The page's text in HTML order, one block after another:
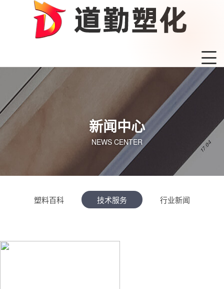
新闻中心
NEWS CENTER
塑料百科 技术服务 行业新闻